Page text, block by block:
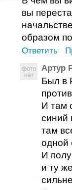
вы
образом
Ответить
Артур
Был в
И там
синий
там
одной
И
и ту